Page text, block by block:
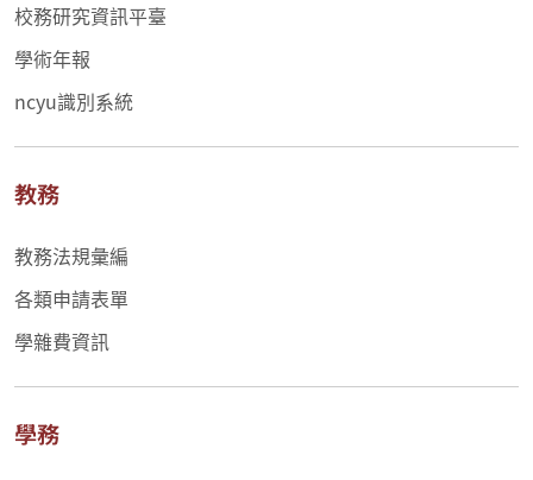
校務研究資訊平臺
學術年報
ncyu識別系統
教務
教務法規彙編
各類申請表單
學雜費資訊
學務